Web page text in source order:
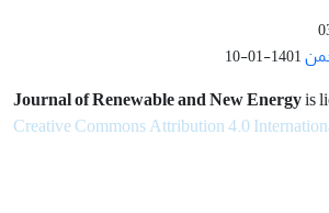
1401-01-10
Journal of Renewable and New Energyis
Creative Commons Attribution 4.0